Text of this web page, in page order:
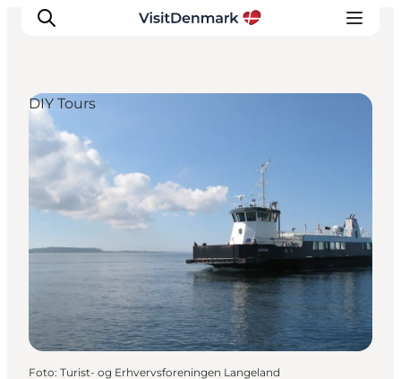
Ispirazioni
Dove andare
Cosa fare
Dove dormire
Pianifica il viaggio
DIY Tours
Foto: Turist- og Erhvervsforeningen Langeland